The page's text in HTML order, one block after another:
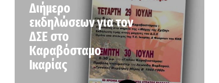
Διήμερο
εκδηλώσεων για τον
ΔΣΕ στο
Καραβόσταμο
Ικαρίας